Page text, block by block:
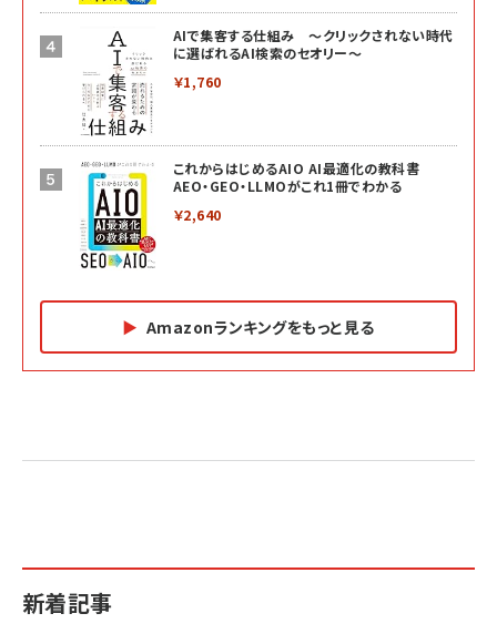
AIで集客する仕組み ～クリックされない時代
に選ばれるAI検索のセオリー～
￥1,760
これからはじめるAIO AI最適化の教科書
AEO・GEO・LLMOがこれ1冊でわかる
￥2,640
Amazonランキングをもっと見る
2億円を売り上げたプロが教える note×AI 最強の
小さな会社は戦略が9割
anan(アンアン)2026/07/01号 No.2501[魅せる
anan(アンアン)2026/06/24号 No.2500増刊
ベインキャピタル 企業価値向上力の秘密
ルな本質」
新着記事